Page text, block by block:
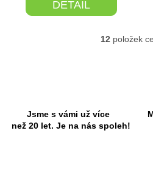
DETAIL
O
12 položek
Jsme s vámi už více
než 20 let. Je na nás spoleh!